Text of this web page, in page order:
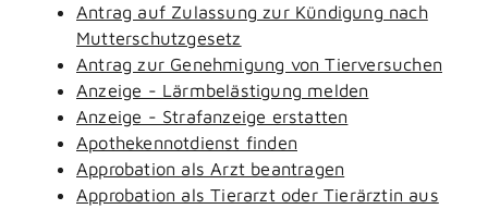
Antrag auf Zulassung zur Kündigung nach
Mutterschutzgesetz
Antrag zur Genehmigung von Tierversuchen
Anzeige - Lärmbelästigung melden
Anzeige - Strafanzeige erstatten
Apothekennotdienst finden
Approbation als Arzt beantragen
Approbation als Tierarzt oder Tierärztin aus